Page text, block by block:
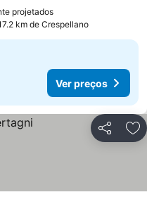
projetados
km de Crespellano
Ver preços
Partilhar